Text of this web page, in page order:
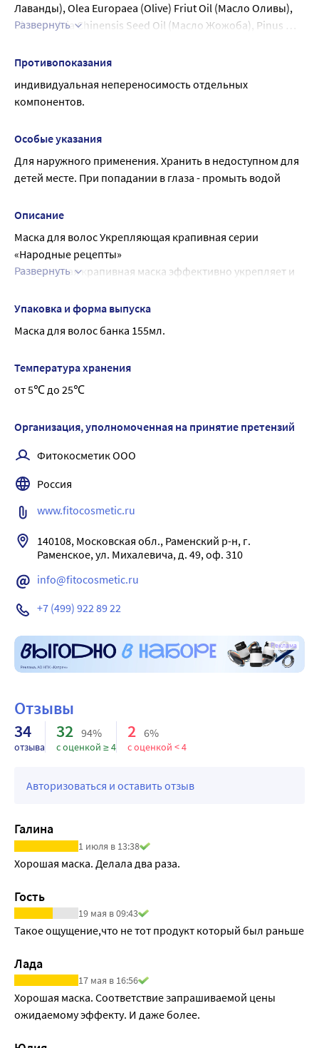
Лаванды), Olea Europaea (Olive) Friut Oil (Масло Оливы),
Simmondsia Chinensis Seed Oil (Масло Жожоба), Pinus
dioica Extract (Органический Экстракт Крапивы), Humulus
(Rosehip) Fruit Oil (Масло Шиповника), Aloe Vera Extract
Parfum, Lactic Acid, Benzoic Acid, Sorbic Acid, Dehydroacetic
Acid, Benzyl Alcohol.
Развернуть
Противопоказания
индивидуальная непереносимость отдельных
компонентов.
Особые указания
Для наружного применения. Хранить в недоступном для
детей месте. При попадании в глаза - промыть водой
Описание
Маска для волос Укрепляющая крапивная серии
«Народные рецепты»
Натуральная крапивная маска эффективно укрепляет и
прочными.
Входящие в состав экстракт шишек хмеля и масло
шиповника глубоко питают и увлажняют, устраняют
шелковистость.
Развернуть
Упаковка и форма выпуска
Маска для волос банка 155мл.
Температура хранения
от 5℃ до 25℃
Организация, уполномоченная на принятие претензий
Фитокосметик ООО
Россия
www.fitocosmetic.ru
140108, Московская обл., Раменский р-н, г.
Раменское, ул. Михалевича, д. 49, оф. 310
info@fitocosmetic.ru
+7 (499) 922 89 22
Реклама
Отзывы
34
отзыва
32 94%
с оценкой ≥ 4
2 6%
с оценкой < 4
Авторизоваться и оставить отзыв
Галина
1 июля в 13:38
Хорошая маска. Делала два раза.
Гость
19 мая в 09:43
Такое ощущение,что не тот продукт который был раньше
Лада
17 мая в 16:56
Хорошая маска. Соответствие запрашиваемой цены
ожидаемому эффекту. И даже более.